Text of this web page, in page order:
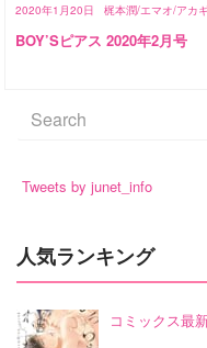
2020年1月20日 梶本潤/エマオ/アカ
BOY’Sピアス 2020年2月号
Tweets by junet_info
人気ランキング
コミックス最